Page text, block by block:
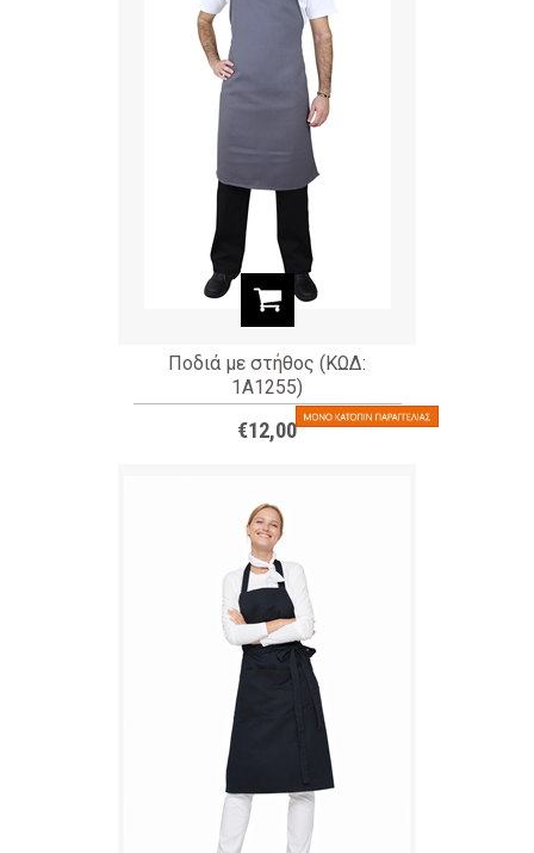
Ποδιά με στήθος (ΚΩΔ:
1A1255)
€12,00